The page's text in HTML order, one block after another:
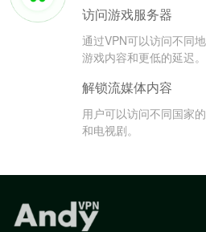
访问游戏服务器
通过VPN可以访问不同
游戏内容和更低的延迟。
解锁流媒体内容
用户可以访问不同国家
和电视剧。